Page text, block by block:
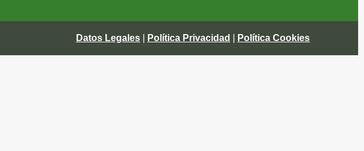
Datos Legales Política Privacidad Política Cookies